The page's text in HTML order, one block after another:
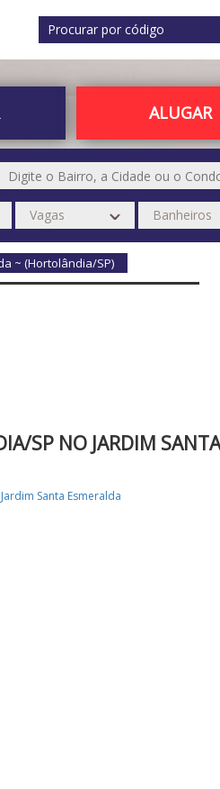
ALUGAR
~ (Hortolândia/SP)
SP NO JARDIM
Jardim Santa Esmeralda